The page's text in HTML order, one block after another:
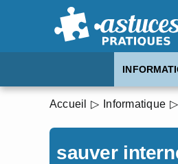
Accueil Informatique
sauver